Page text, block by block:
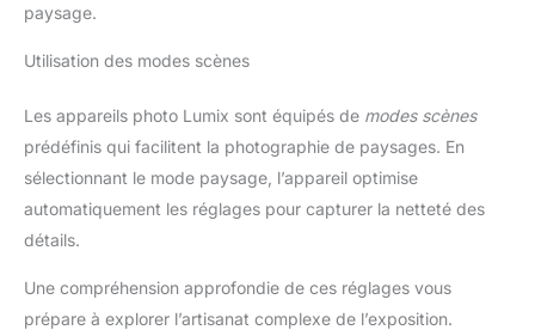
paysage.
Utilisation des modes scènes
Les appareils photo Lumix sont équipés de modes scènes
prédéfinis qui facilitent la photographie de paysages. En
sélectionnant le mode paysage, l’appareil optimise
automatiquement les réglages pour capturer la netteté des
détails.
Une compréhension approfondie de ces réglages vous
prépare à explorer l’artisanat complexe de l’exposition.